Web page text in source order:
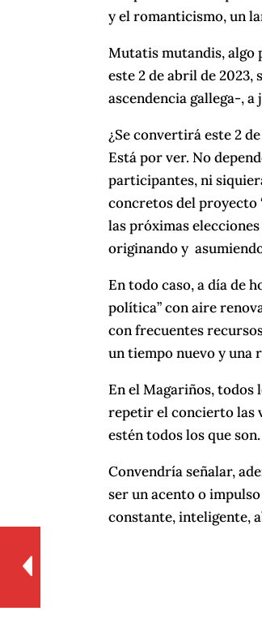
y el romanticismo, un
Mutatis mutandis, algo
este 2 de abril de
ascendencia gallega-, a
¿Se convertirá este 2
Está por ver. No
participantes, ni
concretos del proyecto
las próximas
originando y
En todo caso, a día de
política” con aire
con frecuentes
un tiempo nuevo y una
En el Magariños, todos
repetir el concierto las
estén todos los que son.
Convendría señalar,
ser un acento o
constante, inteligente,